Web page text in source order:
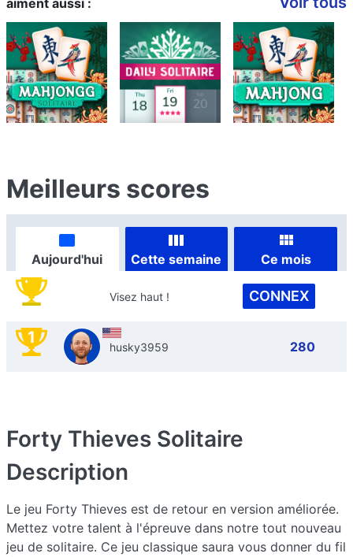
aiment aussi :
Meilleurs scores
Aujourd'hui Cette semaine Ce mois
Visez haut ! CONNEX
1 husky3959 280
Forty Thieves Solitaire
Description
Le jeu Forty Thieves est de retour en version améliorée.
Mettez votre talent à l'épreuve dans notre tout nouveau
jeu de solitaire. Ce jeu classique saura vous donner du fil